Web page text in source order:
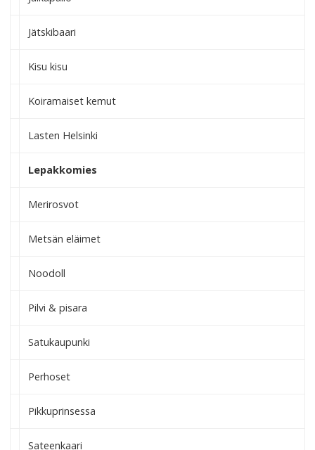
Jätskibaari
Kisu kisu
Koiramaiset kemut
Lasten Helsinki
Lepakkomies
Merirosvot
Metsän eläimet
Noodoll
Pilvi & pisara
Satukaupunki
Perhoset
Pikkuprinsessa
Sateenkaari